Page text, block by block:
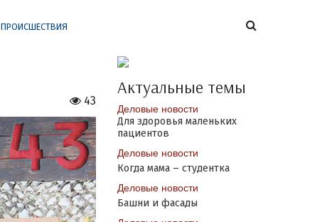
ПРОИСШЕСТВИЯ
43
Актуальные темы
Деловые новости
Для здоровья маленьких
пациентов
Деловые новости
Когда мама – студентка
Деловые новости
Башни и фасады